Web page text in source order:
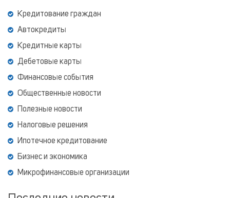
Кредитование граждан
Автокредиты
Кредитные карты
Дебетовые карты
Финансовые события
Общественные новости
Полезные новости
Налоговые решения
Ипотечное кредитование
Бизнес и экономика
Микрофинансовые организации